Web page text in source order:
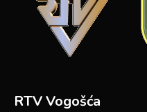
RTV Vogošća